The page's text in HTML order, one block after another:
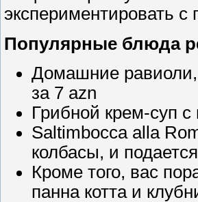
экспериментировать
Популярные блюда
Домашние
за 7 azn
Грибной крем-суп
Saltimbocca alla
колбасы, и
Кроме того, вас
панна котта и